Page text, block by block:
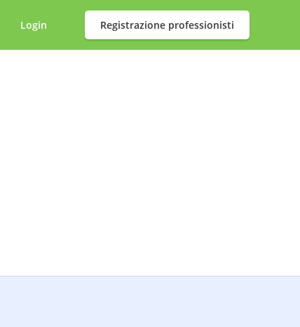
Login Registrazione professionisti